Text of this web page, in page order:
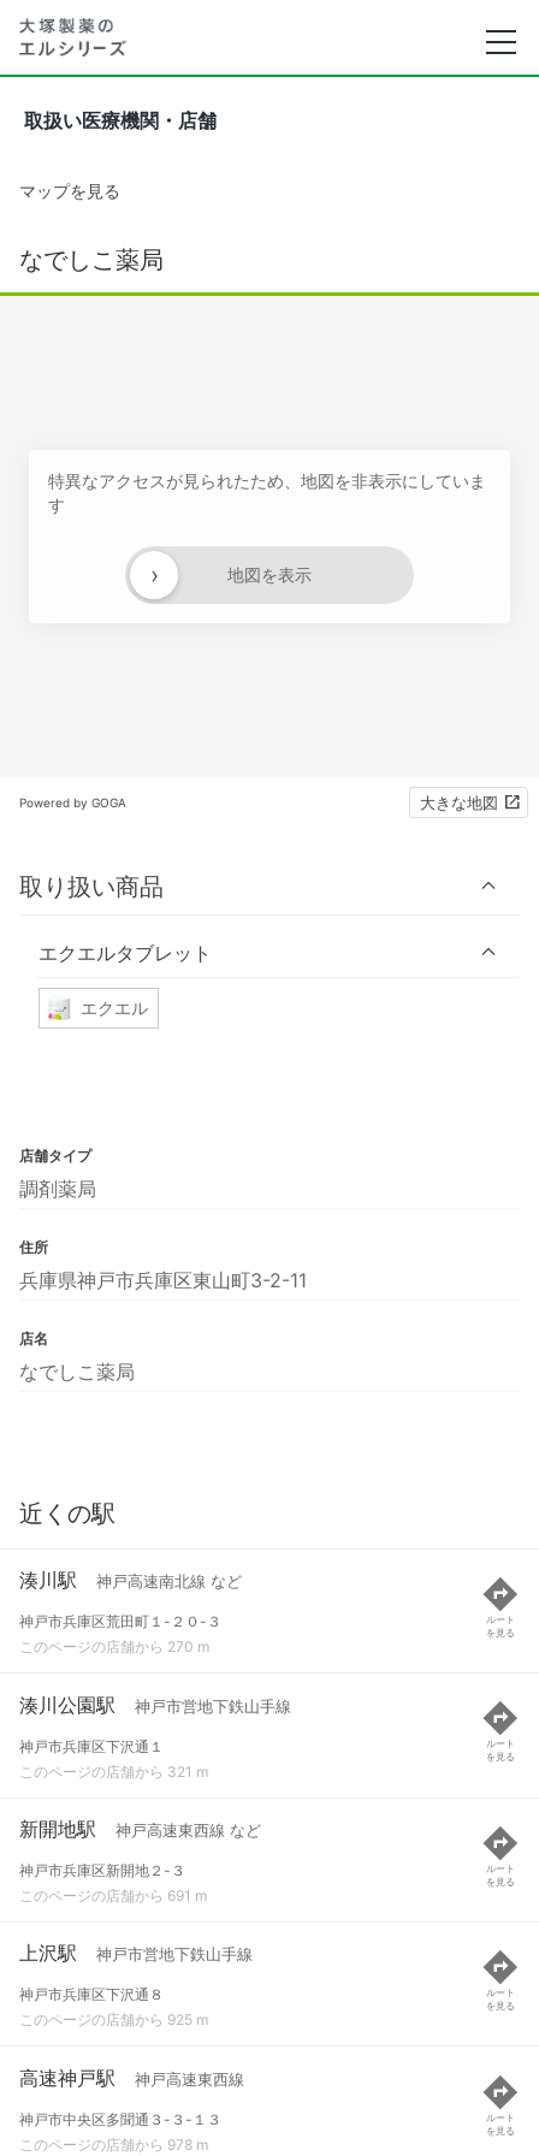
取扱い医療機関・店舗
マップを見る
なでしこ薬局
特異なアクセスが見られたため、地図を非表示にしていま
す
地図を表示
›
Powered by GOGA 大きな地図
取り扱い商品
エクエルタブレット
エクエル
店舗タイプ
調剤薬局
住所
兵庫県神戸市兵庫区東山町3-2-11
店名
なでしこ薬局
近くの駅
湊川駅 神戸高速南北線 など
神戸市兵庫区荒田町１-２０-３
このページの店舗から 270 m
ルート
を見る
湊川公園駅 神戸市営地下鉄山手線
神戸市兵庫区下沢通１
このページの店舗から 321 m
ルート
を見る
新開地駅 神戸高速東西線 など
神戸市兵庫区新開地２-３
このページの店舗から 691 m
ルート
を見る
上沢駅 神戸市営地下鉄山手線
神戸市兵庫区下沢通８
このページの店舗から 925 m
ルート
を見る
高速神戸駅 神戸高速東西線
神戸市中央区多聞通３-３-１３
このページの店舗から 978 m
ルート
を見る